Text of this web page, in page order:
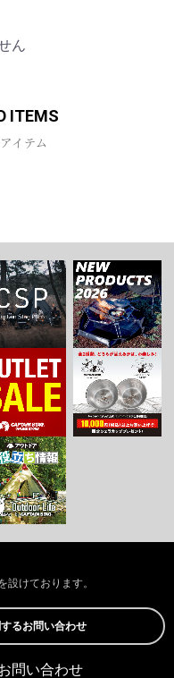
ん
ITEMS
イテム
けております。
るお問い合わせ
問い合わせ